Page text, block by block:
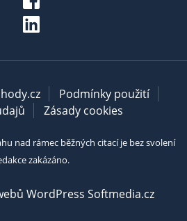
Podmínky použití
Zásady cookies
nad rámec běžných citací je bez svolení
zakázáno.
WordPress Softmedia.cz